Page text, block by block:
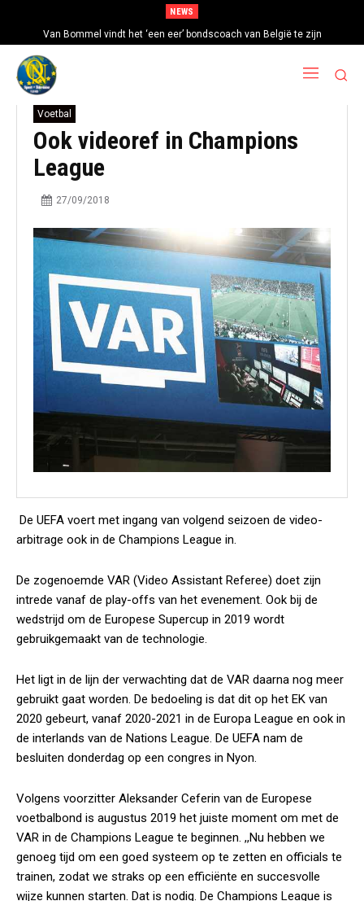
NEWS
Van Bommel vindt het ‘een eer’ bondscoach van België te zijn
Voetbal
Ook videoref in Champions
League
27/09/2018
De UEFA voert met ingang van volgend seizoen de video-
arbitrage ook in de Champions League in.
De zogenoemde VAR (Video Assistant Referee) doet zijn
intrede vanaf de play-offs van het evenement. Ook bij de
wedstrijd om de Europese Supercup in 2019 wordt
gebruikgemaakt van de technologie.
Het ligt in de lijn der verwachting dat de VAR daarna nog meer
gebruikt gaat worden. De bedoeling is dat dit op het EK van
2020 gebeurt, vanaf 2020-2021 in de Europa League en ook in
de interlands van de Nations League. De UEFA nam de
besluiten donderdag op een congres in Nyon.
Volgens voorzitter Aleksander Ceferin van de Europese
voetbalbond is augustus 2019 het juiste moment om met de
VAR in de Champions League te beginnen. ,,Nu hebben we
genoeg tijd om een goed systeem op te zetten en officials te
trainen, zodat we straks op een efficiënte en succesvolle
wijze kunnen starten. Dat is nodig. De Champions League is